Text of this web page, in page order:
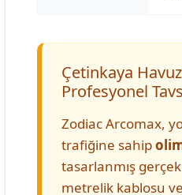
Çetinkaya
Profesyonel
Zodiac Arcomax,
trafiğine sahip
tasarlanmış
metrelik kablosu